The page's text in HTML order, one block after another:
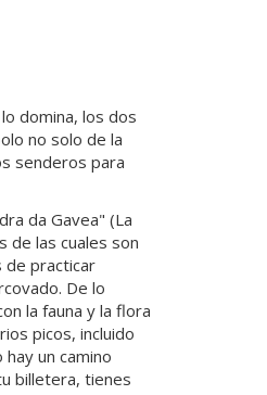
domina, los dos
no solo de la
senderos para
da Gavea" (La
de las cuales son
de practicar
De lo
la fauna y la flora
picos, incluido
un camino
billetera, tienes